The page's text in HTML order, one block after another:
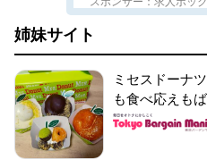
姉妹サイト
ミセスドーナ
も食べ応えも